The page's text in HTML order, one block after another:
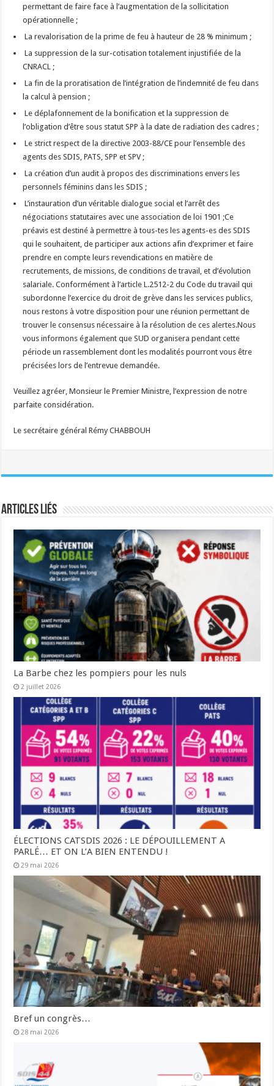
permettant de faire face à l’augmentation de la sollicitation
opérationnelle ;
La revalorisation de la prime de feu à hauteur de 28 % minimum ;
La suppression de la sur-cotisation totalement injustifiée de la
CNRACL ;
La fin de la proratisation de l’intégration de l’indemnité de feu dans
la calcul à pension ;
Le déplafonnement de la bonification et la suppression de
l’obligation d’être sous statut SPP à la date de radiation des cadres ;
Le strict respect de la directive 2003-88/CE pour l’ensemble des
agents des SDIS, PATS, SPP et SPV ;
La création d’un audit à propos des discriminations envers les
personnels féminins dans les SDIS ;
L’instauration d’un véritable dialogue social et l’arrêt des
négociations statutaires avec une association de loi 1901 ;Ce
préavis est destiné à permettre à tous-tes les agents-es des SDIS
qui le souhaitent, de participer aux actions afin d’exprimer et faire
prendre en compte leurs revendications en matière de
recrutements, de missions, de conditions de travail, et d’évolution
salariale. Conformément à l’article L.2512-2 du Code du travail qui
subordonne l’exercice du droit de grève dans les services publics,
nous restons à votre disposition pour une réunion permettant de
trouver le consensus nécessaire à la résolution de ces alertes.Nous
vous informons également que SUD organisera pendant cette
période un rassemblement dont les modalités pourront vous être
précisées lors de l’entrevue demandée.
Veuillez agréer, Monsieur le Premier Ministre, l’expression de notre
parfaite considération.
Le secrétaire général Rémy CHABBOUH
Articles liés
La Barbe chez les pompiers pour les nuls
2 juillet 2026
ÉLECTIONS CATSDIS 2026 : LE DÉPOUILLEMENT A
PARLÉ… ET ON L’A BIEN ENTENDU !
29 mai 2026
Bref un congrès…
28 mai 2026